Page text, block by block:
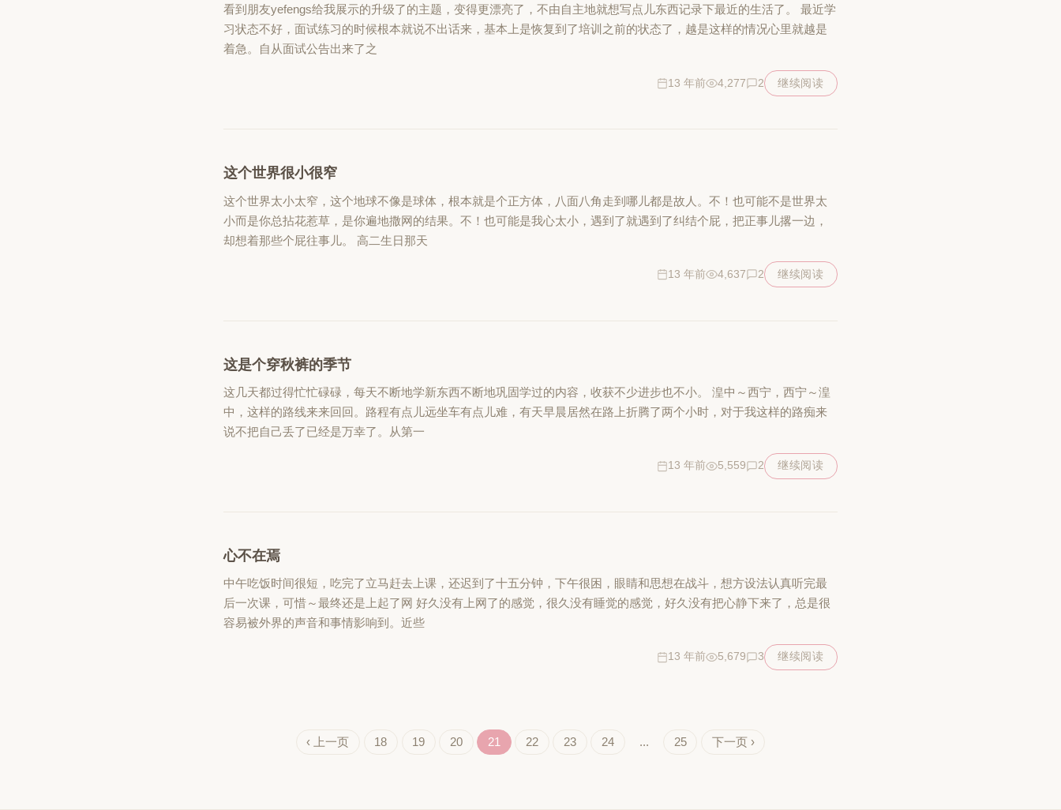
看到朋友yefengs给我展示的升级了的主题，变得更漂亮了，不由自主地就想写点儿东西记录下最近的生活了。 最近学
习状态不好，面试练习的时候根本就说不出话来，基本上是恢复到了培训之前的状态了，越是这样的情况心里就越是
着急。自从面试公告出来了之
13 年前 4,277 2 继续阅读
这个世界很小很窄
这个世界太小太窄，这个地球不像是球体，根本就是个正方体，八面八角走到哪儿都是故人。不！也可能不是世界太
小而是你总拈花惹草，是你遍地撒网的结果。不！也可能是我心太小，遇到了就遇到了纠结个屁，把正事儿撂一边，
却想着那些个屁往事儿。 高二生日那天
13 年前 4,637 2 继续阅读
这是个穿秋裤的季节
这几天都过得忙忙碌碌，每天不断地学新东西不断地巩固学过的内容，收获不少进步也不小。 湟中～西宁，西宁～湟
中，这样的路线来来回回。路程有点儿远坐车有点儿难，有天早晨居然在路上折腾了两个小时，对于我这样的路痴来
说不把自己丢了已经是万幸了。从第一
13 年前 5,559 2 继续阅读
心不在焉
中午吃饭时间很短，吃完了立马赶去上课，还迟到了十五分钟，下午很困，眼睛和思想在战斗，想方设法认真听完最
后一次课，可惜～最终还是上起了网 好久没有上网了的感觉，很久没有睡觉的感觉，好久没有把心静下来了，总是很
容易被外界的声音和事情影响到。近些
13 年前 5,679 3 继续阅读
‹ 上一页 18 19 20 21 22 23 24 ... 25 下一页 ›